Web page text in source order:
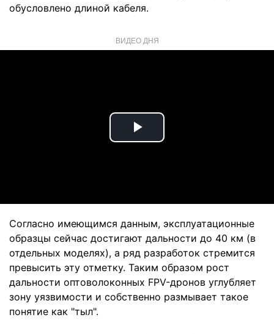
обусловлено длиной кабеля.
ВИДЕО ДНЯ
Play
Согласно имеющимся данным, эксплуатационные
образцы сейчас достигают дальности до 40 км (в
отдельных моделях), а ряд разработок стремится
превысить эту отметку. Таким образом рост
дальности оптоволоконных FPV-дронов углубляет
зону уязвимости и собственно размывает такое
понятие как "тыл".